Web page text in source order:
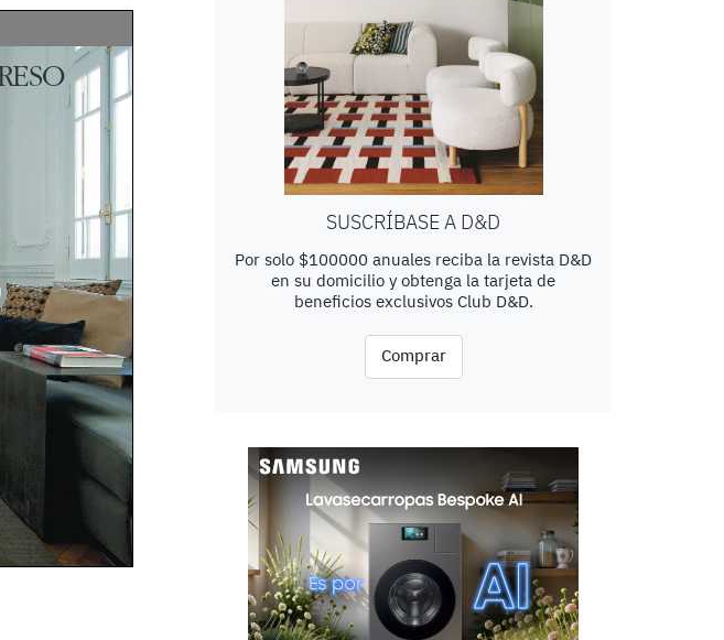
SUSCRÍBASE A D&D
Por solo $100000 anuales reciba la revista D&D
en su domicilio y obtenga la tarjeta de
beneficios exclusivos Club D&D.
Comprar